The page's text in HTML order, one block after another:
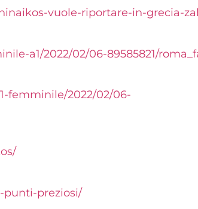
vuole-riportare-in-grecia-
a1/2022/02/06-89585821/
femminile/2022/02/06-
punti-preziosi/